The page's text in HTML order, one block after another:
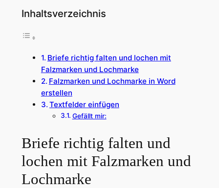
Inhaltsverzeichnis
Briefe richtig falten und lochen mit
Falzmarken und Lochmarke
Falzmarken und Lochmarke in Word
erstellen
Textfelder einfügen
Gefällt mir:
Briefe richtig falten und
lochen mit Falzmarken und
Lochmarke